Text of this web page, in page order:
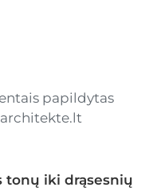
papildytas
tonų iki drąsesnių